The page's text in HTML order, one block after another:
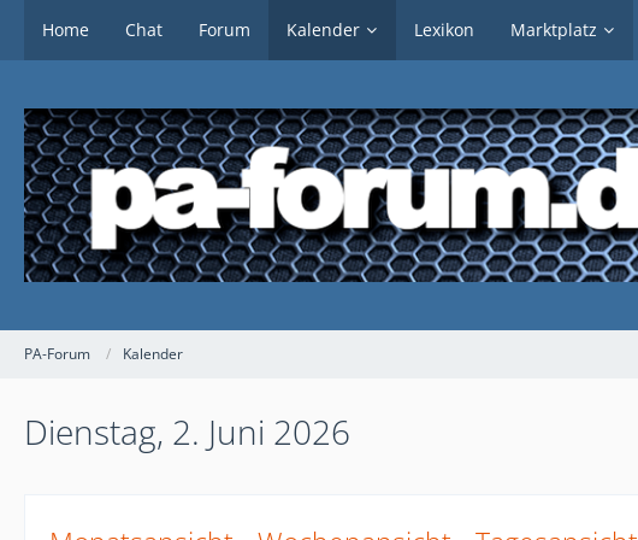
Home Chat Forum Kalender Lexikon Marktplatz
PA-Forum Kalender
Dienstag, 2. Juni 2026